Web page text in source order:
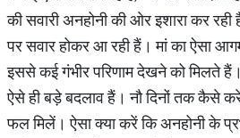
की सवारी अनहोनी की ओर इशारा कर रही
पर सवार होकर आ रही हैं। मां का ऐसा
इससे कई गंभीर परिणाम देखने को मिलते
ऐसे ही बड़े बदलाव हैं। नौ दिनों तक कैसे
फल मिलें। ऐसा क्या करें कि अनहोनी के